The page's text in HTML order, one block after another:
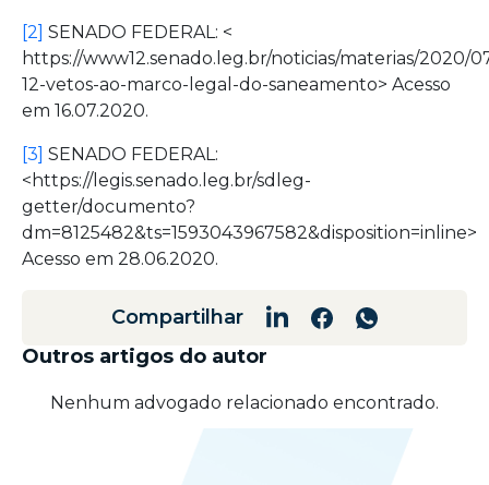
[2] SENADO FEDERAL: <
https://www12.senado.leg.br/noticias/materias/2020/
12-vetos-ao-marco-legal-do-saneamento> Acesso
em 16.07.2020.
[3] SENADO FEDERAL:
<https://legis.senado.leg.br/sdleg-
getter/documento?
dm=8125482&ts=1593043967582&disposition=inline>
Acesso em 28.06.2020.
Compartilhar
Outros artigos do autor
Nenhum advogado relacionado encontrado.